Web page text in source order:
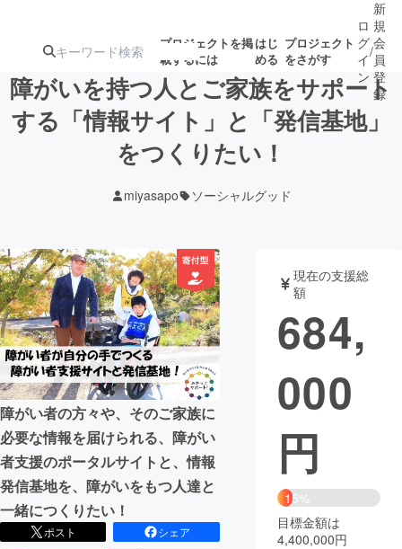
プロジェクトを掲
載するには
はじ
める
プロジェクト
をさがす
注目のリ 注目の新着プロ
ジェクト
募集終了が近いプ
テクノロジー・ガジェット
映像・映画 書籍・雑誌
ビジネス・起業 チャレンジ
まちづくり・地域活性化
CAMPFIRE for Social Good
CAMPFIRE Creation
CAMPFIREふるさと納税machi-ya コミュニティ
ロ
グ
イ
ン
/
新
規
会
員
登
録
障がいを持つ人とご家族をサポート
する「情報サイト」と「発信基地」
をつくりたい！
miyasapo ソーシャルグッド
障がい者の方々や、そのご家族に
必要な情報を届けられる、障がい
者支援のポータルサイトと、情報
発信基地を、障がいをもつ人達と
一緒につくりたい！
ポスト
シェア
現在の支援総
額
684,
000
円
15%
目標金額は
4,400,000円